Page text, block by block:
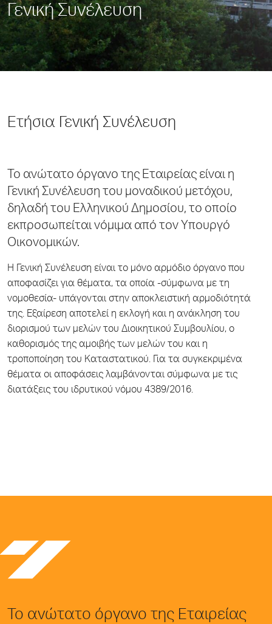
Γενική Συνέλευση
Ετήσια Γενική Συνέλευση
Το ανώτατο όργανο της Εταιρείας είναι η
Γενική Συνέλευση του μοναδικού μετόχου,
δηλαδή του Ελληνικού Δημοσίου, το οποίο
εκπροσωπείται νόμιμα από τον Υπουργό
Οικονομικών.
Η Γενική Συνέλευση είναι το μόνο αρμόδιο όργανο που
αποφασίζει για θέματα, τα οποία -σύμφωνα με τη
νομοθεσία- υπάγονται στην αποκλειστική αρμοδιότητά
της. Εξαίρεση αποτελεί η εκλογή και η ανάκληση του
διορισμού των μελών του Διοικητικού Συμβουλίου, ο
καθορισμός της αμοιβής των μελών του και η
τροποποίηση του Καταστατικού. Για τα συγκεκριμένα
θέματα οι αποφάσεις λαμβάνονται σύμφωνα με τις
διατάξεις του ιδρυτικού νόμου 4389/2016.
Το ανώτατο όργανο της Εταιρείας